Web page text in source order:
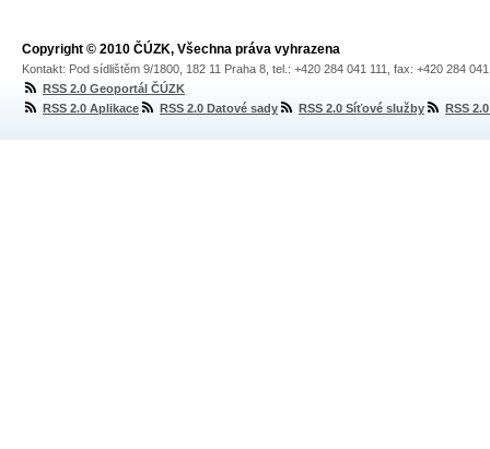
Copyright © 2010 ČÚZK, Všechna práva vyhrazena
Kontakt: Pod sídlištěm 9/1800, 182 11 Praha 8, tel.: +420 284 041 111, fax: +420 284
RSS 2.0 Geoportál ČÚZK
RSS 2.0 Aplikace
RSS 2.0 Datové sady RSS 2.0 Síťové služby RSS